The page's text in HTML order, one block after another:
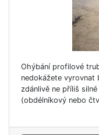
Ohýbání profilové
nedokážete vyrovnat
zdánlivě ne příliš
(obdélníkový nebo